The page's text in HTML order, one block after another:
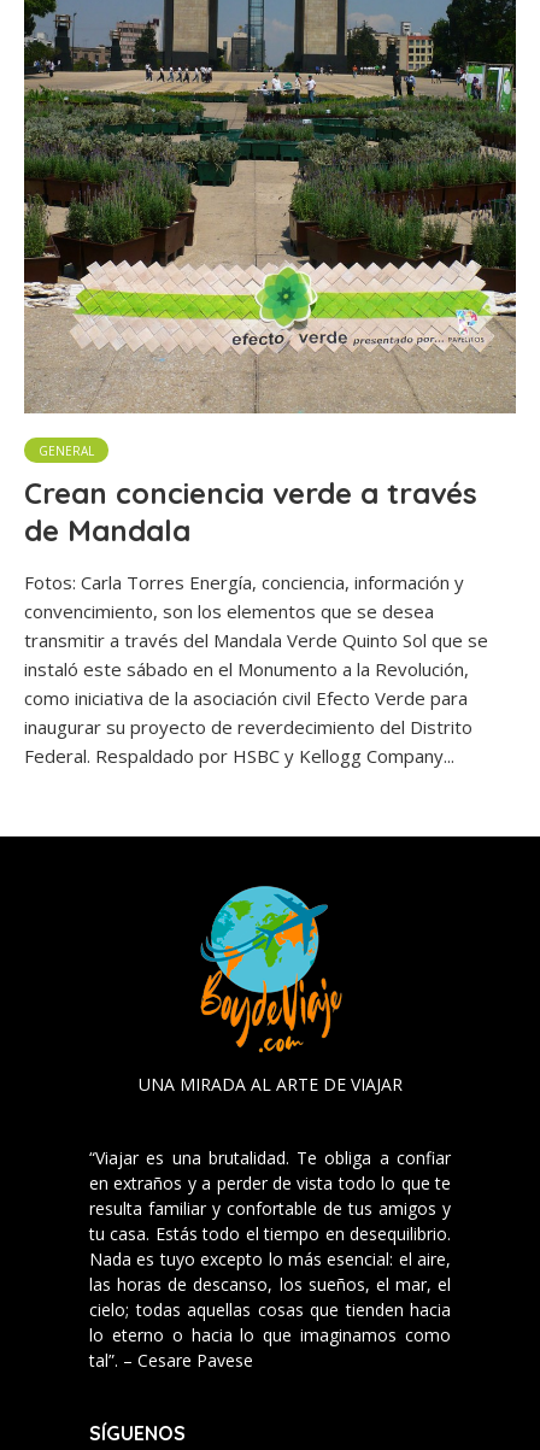
GENERAL
Crean conciencia verde a través
de Mandala
Fotos: Carla Torres Energía, conciencia, información y
convencimiento, son los elementos que se desea
transmitir a través del Mandala Verde Quinto Sol que se
instaló este sábado en el Monumento a la Revolución,
como iniciativa de la asociación civil Efecto Verde para
inaugurar su proyecto de reverdecimiento del Distrito
Federal. Respaldado por HSBC y Kellogg Company...
UNA MIRADA AL ARTE DE VIAJAR
“Viajar es una brutalidad. Te obliga a confiar
en extraños y a perder de vista todo lo que te
resulta familiar y confortable de tus amigos y
tu casa. Estás todo el tiempo en desequilibrio.
Nada es tuyo excepto lo más esencial: el aire,
las horas de descanso, los sueños, el mar, el
cielo; todas aquellas cosas que tienden hacia
lo eterno o hacia lo que imaginamos como
tal”. – Cesare Pavese
SÍGUENOS